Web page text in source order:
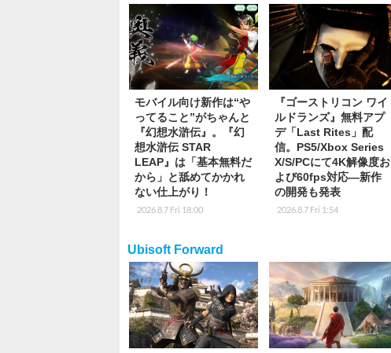
モバイル向け新作は“や
ってること”がちゃんと
『幻想水滸伝』。『幻
想水滸伝 STAR
LEAP』は「基本無料だ
から」と舐めてかかれ
ない仕上がり！
2026.8.7 Fri 18:00
『ゴーストリコン ワイ
ルドランズ』無料アプ
デ「Last Rites」配
信。PS5/Xbox Series
X/S/PCにて4K解像度お
よび60fps対応―新作
の開発も発表
2026.8.7 Fri 1:54
Ubisoft Forward